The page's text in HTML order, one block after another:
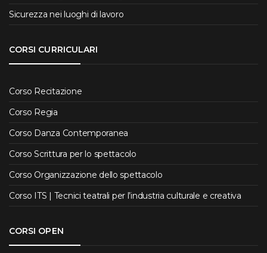
Sicurezza nei luoghi di lavoro
CORSI CURRICULARI
Corso Recitazione
Corso Regia
Corso Danza Contemporanea
Corso Scrittura per lo spettacolo
Corso Organizzazione dello spettacolo
Corso ITS | Tecnici teatrali per l’industria culturale e creativa
CORSI OPEN